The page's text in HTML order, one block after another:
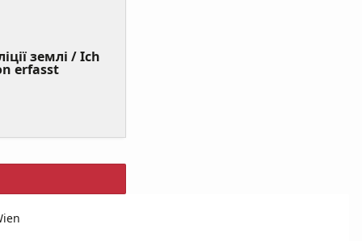
землі / Ich
erfasst